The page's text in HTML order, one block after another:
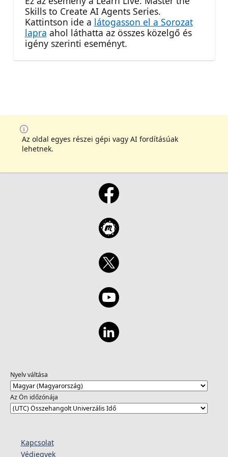
Skills to Create AI Agents Series.
Kattintson ide a látogasson el a Sorozat
lapra ahol láthatta az összes közelgő és
igény szerinti eseményt.
Az oldal egyes részei gépi vagy AI fordításúak
lehetnek.
Nyelv váltása
Az Ön időzónája
Kapcsolat
Védjegyek